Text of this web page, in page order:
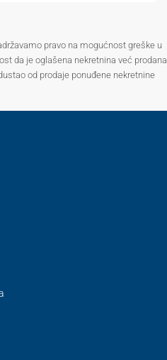
pravo na mogućnost greške u
da je oglašena nekretnina već prodana
od prodaje ponuđene nekretnine